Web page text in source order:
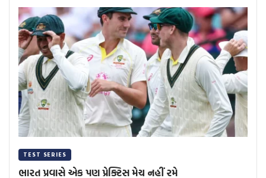
TEST SERIES
ભારત પ્રવાસે એક પણ પ્રેક્ટિસ મેચ નહીં રમે